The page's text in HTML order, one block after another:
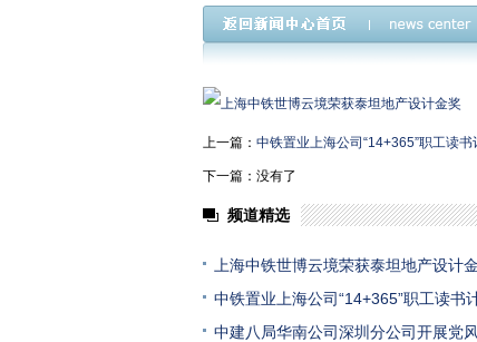
上一篇： 中铁置业上海公司“14+365”职工读
下一篇：没有了
频道精选
上海中铁世博云境荣获泰坦地产设计
中铁置业上海公司“14+365”职工读书
中建八局华南公司深圳分公司开展党